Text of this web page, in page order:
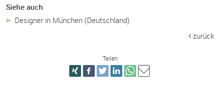
Siehe auch
Designer in München (Deutschland)
zurück
Teilen